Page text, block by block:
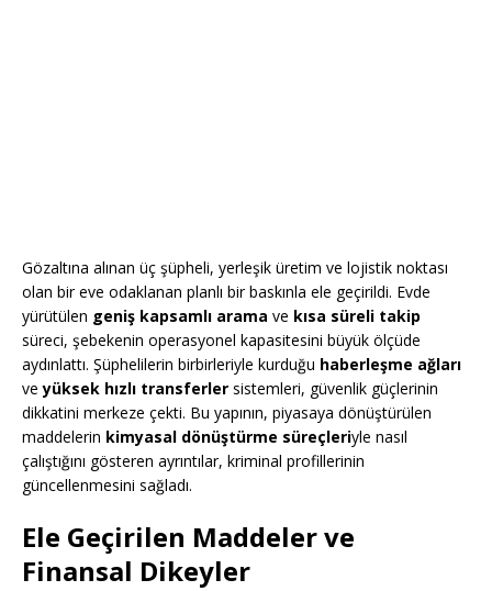
Gözaltına alınan üç şüpheli, yerleşik üretim ve lojistik noktası
olan bir eve odaklanan planlı bir baskınla ele geçirildi. Evde
yürütülen geniş kapsamlı arama ve kısa süreli takip
süreci, şebekenin operasyonel kapasitesini büyük ölçüde
aydınlattı. Şüphelilerin birbirleriyle kurduğu haberleşme ağları
veyüksek hızlı transferler sistemleri, güvenlik güçlerinin
dikkatini merkeze çekti. Bu yapının, piyasaya dönüştürülen
maddelerin kimyasal dönüştürme süreçleriyle nasıl
çalıştığını gösteren ayrıntılar, kriminal profillerinin
güncellenmesini sağladı.
Ele Geçirilen Maddeler ve
Finansal Dikeyler